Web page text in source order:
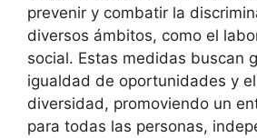
prevenir y combatir la
diversos ámbitos, como el
social. Estas medidas buscan
igualdad de oportunidades y
diversidad, promoviendo un
para todas las personas,